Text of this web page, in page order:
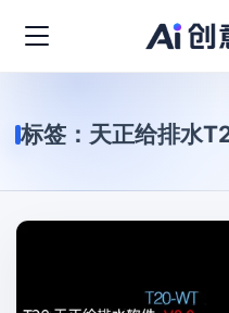
标签： 天正给排水